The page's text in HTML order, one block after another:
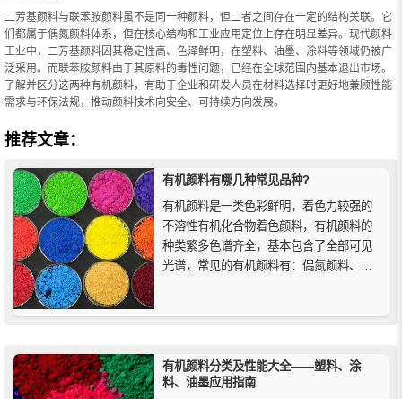
二芳基颜料与联苯胺颜料虽不是同一种颜料，但二者之间存在一定的结构关联。它
们都属于偶氮颜料体系，但在核心结构和工业应用定位上存在明显差异。现代颜料
工业中，二芳基颜料因其稳定性高、色泽鲜明，在塑料、油墨、涂料等领域仍被广
泛采用。而联苯胺颜料由于其原料的毒性问题，已经在全球范围内基本退出市场。
了解并区分这两种有机颜料，有助于企业和研发人员在材料选择时更好地兼顾性能
需求与环保法规，推动颜料技术向安全、可持续方向发展。
推荐文章：
有机颜料有哪几种常见品种?
有机颜料是一类色彩鲜明，着色力较强的
不溶性有机化合物着色颜料，有机颜料的
种类繁多色谱齐全，基本包含了全部可见
光谱，常见的有机颜料有：偶氮颜料、酞
有机颜料分类及性能大全——塑料、涂
料、油墨应用指南